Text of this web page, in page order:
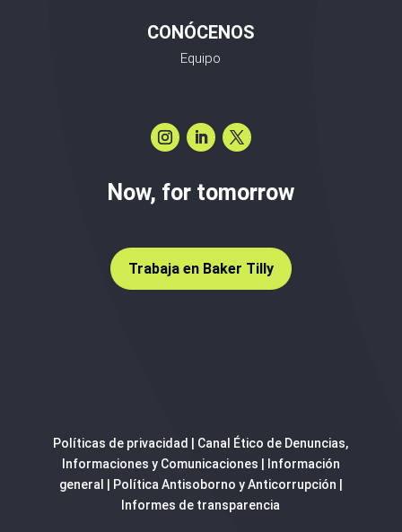
CONÓCENOS
Equipo
Now, for tomorrow
Trabaja en Baker Tilly
Políticas de privacidad
Canal Ético de Denuncias,
Informaciones y Comunicaciones
Información
general
Política Antisoborno y Anticorrupción
Informes de transparencia